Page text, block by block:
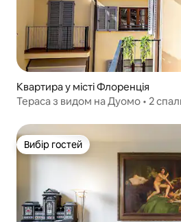
Квартира у місті Флоренція
Тераса з видом на Дуомо • 2
Вибір гостей
Вибір гостей